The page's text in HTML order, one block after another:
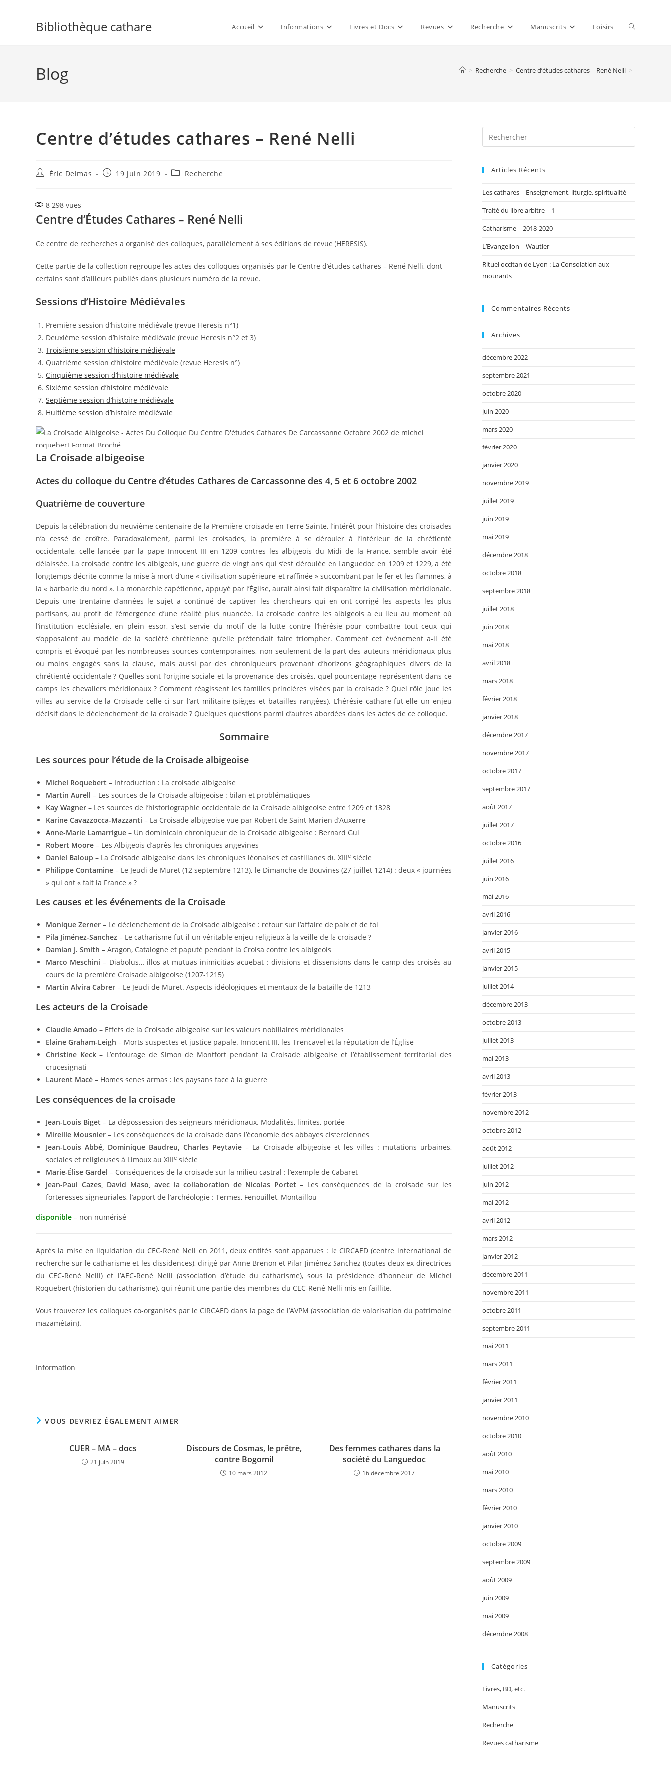
Bibliothèque cathare Accueil Informations Livres et Docs Revues Recherche Manuscrits Loisirs Toggle
Blog > Recherche > Centre d’études cathares – René Nelli >
Centre d’études cathares – René Nelli
Auteur/autrice
publication :
Éric Delmas
Publication
19 juin 2019
PostRecherche
8 298 vues
Centre d’Études Cathares – René Nelli
Ce centre de recherches a organisé des colloques, parallèlement à ses éditions de revue (HERESIS).
Cette partie de la collection regroupe les actes des colloques organisés par le Centre d’études cathares – René Nelli, dont
certains sont d’ailleurs publiés dans plusieurs numéro de la revue.
Sessions d’Histoire Médiévales
Première session d’histoire médiévale (revue Heresis n°1)
Deuxième session d’histoire médiévale (revue Heresis n°2 et 3)
Troisième session d’histoire médiévale
Quatrième session d’histoire médiévale (revue Heresis n°)
Cinquième session d’histoire médiévale
Sixième session d’histoire médiévale
Septième session d’histoire médiévale
Huitième session d’histoire médiévale
La Croisade albigeoise
Actes du colloque du Centre d’études Cathares de Carcassonne des 4, 5 et 6 octobre 2002
Quatrième de couverture
Depuis la célébration du neuvième centenaire de la Première croisade en Terre Sainte, l’intérêt pour l’histoire des croisades
n’a cessé de croître. Paradoxalement, parmi les croisades, la première à se dérouler à l’intérieur de la chrétienté
occidentale, celle lancée par la pape Innocent III en 1209 contres les albigeois du Midi de la France, semble avoir été
délaissée. La croisade contre les albigeois, une guerre de vingt ans qui s’est déroulée en Languedoc en 1209 et 1229, a été
longtemps décrite comme la mise à mort d’une « civilisation supérieure et raffinée » succombant par le fer et les flammes, à
la « barbarie du nord ». La monarchie capétienne, appuyé par l’Église, aurait ainsi fait disparaître la civilisation méridionale.
Depuis une trentaine d’années le sujet a continué de captiver les chercheurs qui en ont corrigé les aspects les plus
partisans, au profit de l’émergence d’une réalité plus nuancée. La croisade contre les albigeois a eu lieu au moment où
l’institution ecclésiale, en plein essor, s’est servie du motif de la lutte contre l’hérésie pour combattre tout ceux qui
s’opposaient au modèle de la société chrétienne qu’elle prétendait faire triompher. Comment cet évènement a-il été
compris et évoqué par les nombreuses sources contemporaines, non seulement de la part des auteurs méridionaux plus
ou moins engagés sans la clause, mais aussi par des chroniqueurs provenant d’horizons géographiques divers de la
chrétienté occidentale ? Quelles sont l’origine sociale et la provenance des croisés, quel pourcentage représentent dans ce
camps les chevaliers méridionaux ? Comment réagissent les familles princières visées par la croisade ? Quel rôle joue les
villes au service de la Croisade celle-ci sur l’art militaire (sièges et batailles rangées). L’hérésie cathare fut-elle un enjeu
décisif dans le déclenchement de la croisade ? Quelques questions parmi d’autres abordées dans les actes de ce colloque.
Sommaire
Les sources pour l’étude de la Croisade albigeoise
Michel Roquebert – Introduction : La croisade albigeoise
Martin Aurell – Les sources de la Croisade albigeoise : bilan et problématiques
Kay Wagner – Les sources de l’historiographie occidentale de la Croisade albigeoise entre 1209 et 1328
Karine Cavazzocca-Mazzanti – La Croisade albigeoise vue par Robert de Saint Marien d’Auxerre
Anne-Marie Lamarrigue – Un dominicain chroniqueur de la Croisade albigeoise : Bernard Gui
Robert Moore – Les Albigeois d’après les chroniques angevines
Daniel Baloup – La Croisade albigeoise dans les chroniques léonaises et castillanes du XIIIe siècle
Philippe Contamine – Le Jeudi de Muret (12 septembre 1213), le Dimanche de Bouvines (27 juillet 1214) : deux « journées
» qui ont « fait la France » ?
Les causes et les événements de la Croisade
Monique Zerner – Le déclenchement de la Croisade albigeoise : retour sur l’affaire de paix et de foi
Pila Jiménez-Sanchez – Le catharisme fut-il un véritable enjeu religieux à la veille de la croisade ?
Damian J. Smith – Aragon, Catalogne et paputé pendant la Croisa contre les albigeois
Marco Meschini – Diabolus… illos at mutuas inimicitias acuebat : divisions et dissensions dans le camp des croisés au
cours de la première Croisade albigeoise (1207-1215)
Martin Alvira Cabrer – Le Jeudi de Muret. Aspects idéologiques et mentaux de la bataille de 1213
Les acteurs de la Croisade
Claudie Amado – Effets de la Croisade albigeoise sur les valeurs nobiliaires méridionales
Elaine Graham-Leigh – Morts suspectes et justice papale. Innocent III, les Trencavel et la réputation de l’Église
Christine Keck– L’entourage de Simon de Montfort pendant la Croisade albigeoise et l’établissement territorial des
crucesignati
Laurent Macé – Homes senes armas : les paysans face à la guerre
Les conséquences de la croisade
Jean-Louis Biget – La dépossession des seigneurs méridionaux. Modalités, limites, portée
Mireille Mousnier – Les conséquences de la croisade dans l’économie des abbayes cisterciennes
Jean-Louis Abbé, Dominique Baudreu, Charles Peytavie – La Croisade albigeoise et les villes : mutations urbaines,
sociales et religieuses à Limoux au XIIIe siècle
Marie-Élise Gardel – Conséquences de la croisade sur la milieu castral : l’exemple de Cabaret
Jean-Paul Cazes, David Maso, avec la collaboration de Nicolas Portet – Les conséquences de la croisade sur les
forteresses signeuriales, l’apport de l’archéologie : Termes, Fenouillet, Montaillou
disponible – non numérisé
Après la mise en liquidation du CEC-René Neli en 2011, deux entités sont apparues : le CIRCAED (centre international de
recherche sur le catharisme et les dissidences), dirigé par Anne Brenon et Pilar Jiménez Sanchez (toutes deux ex-directrices
du CEC-René Nelli) et l’AEC-René Nelli (association d’étude du catharisme), sous la présidence d’honneur de Michel
Roquebert (historien du catharisme), qui réunit une partie des membres du CEC-René Nelli mis en faillite.
Vous trouverez les colloques co-organisés par le CIRCAED dans la page de l’AVPM (association de valorisation du patrimoine
mazamétain).
Information
VOUS DEVRIEZ ÉGALEMENT AIMER
CUER – MA – docs
21 juin 2019
Discours de Cosmas, le prêtre,
contre Bogomil
10 mars 2012
Des femmes cathares dans la
société du Languedoc
16 décembre 2017
Articles Récents
Les cathares – Enseignement, liturgie, spiritualité
Traité du libre arbitre – 1
Catharisme – 2018-2020
L’Evangelion – Wautier
Rituel occitan de Lyon : La Consolation aux
mourants
Commentaires Récents
Archives
décembre 2022
septembre 2021
octobre 2020
juin 2020
mars 2020
février 2020
janvier 2020
novembre 2019
juillet 2019
juin 2019
mai 2019
décembre 2018
octobre 2018
septembre 2018
juillet 2018
juin 2018
mai 2018
avril 2018
mars 2018
février 2018
janvier 2018
décembre 2017
novembre 2017
octobre 2017
septembre 2017
août 2017
juillet 2017
octobre 2016
juillet 2016
juin 2016
mai 2016
avril 2016
janvier 2016
avril 2015
janvier 2015
juillet 2014
décembre 2013
octobre 2013
juillet 2013
mai 2013
avril 2013
février 2013
novembre 2012
octobre 2012
août 2012
juillet 2012
juin 2012
mai 2012
avril 2012
mars 2012
janvier 2012
décembre 2011
novembre 2011
octobre 2011
septembre 2011
mai 2011
mars 2011
février 2011
janvier 2011
novembre 2010
octobre 2010
août 2010
mai 2010
mars 2010
février 2010
janvier 2010
octobre 2009
septembre 2009
août 2009
juin 2009
mai 2009
décembre 2008
Catégories
Livres, BD, etc.
Manuscrits
Recherche
Revues catharisme